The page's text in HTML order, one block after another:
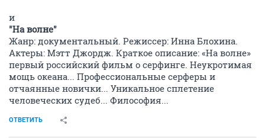
и
"На волне"
Жанр: документальный. Режиссер: Инна Блохина.
Актеры: Мэтт Джордж. Краткое описание: «На волне»
первый российский фильм о серфинге. Неукротимая
мощь океана... Профессиональные серферы и
отчаянные новички... Уникальное сплетение
человеческих судеб... Философия...
ОТВЕТИТЬ